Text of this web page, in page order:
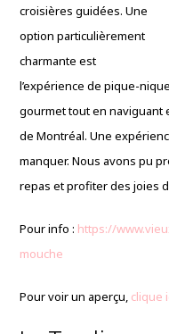
croisières guidées. Une
option particulièrement
charmante est
l’expérience de pique-
gourmet tout en naviguant
de Montréal. Une
manquer. Nous avons pu
repas et profiter des joies
Pour info : https://
mouche
Pour voir un aperçu, clique